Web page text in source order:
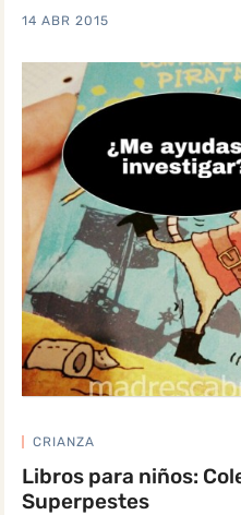
14 ABR 2015
CRIANZA
Libros para niños:
Superpestes